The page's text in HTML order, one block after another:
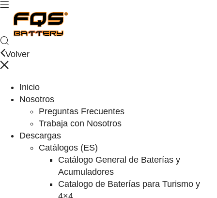
Volver
Inicio
Nosotros
Preguntas Frecuentes
Trabaja con Nosotros
Descargas
Catálogos (ES)
Catálogo General de Baterías y
Acumuladores
Catalogo de Baterías para Turismo y
4×4